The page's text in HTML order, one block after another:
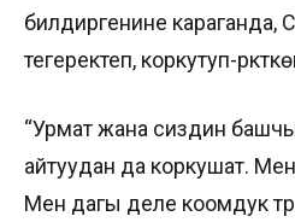
билдиргенине караганда,
тегеректеп, коркутуп-
“Урмат жана сиздин
айтуудан да коркушат.
Мен дагы деле коомдук